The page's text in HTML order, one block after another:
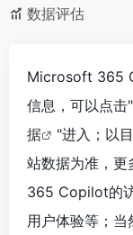
数据评估
Microsoft 365
信息，可以点击"
据
"进入；以
站数据为准，
365 Copilot的
用户体验等；